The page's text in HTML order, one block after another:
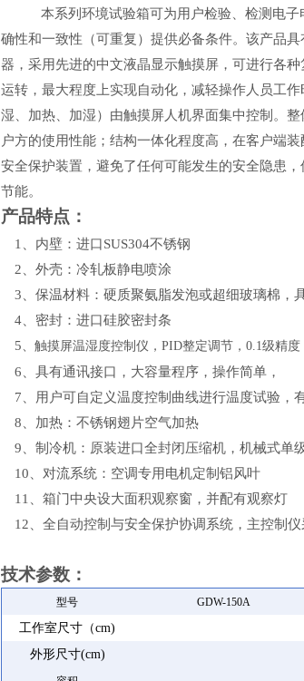
本系列环境试验箱可为用户检验、检测电
确性和一致性（可重复）提供必备条件。该产品
器，采用先进的中文液晶显示触摸屏，可进行各
运转，最大程度上实现自动化，减轻操作人员工
湿、加热、加湿）由触摸屏人机界面集中控制。
户方的使用性能；结构一体化程度高，在客户端
安全保护装置，避免了任何可能发生的安全隐患
节能。
产品特点：
1、内壁：进口SUS304不锈钢
2、外壳：冷轧板静电喷涂
3、保温材料：硬质聚氨脂发泡或超细玻璃棉，
4、密封：进口硅胶密封条
5、触摸屏温湿度控制仪， PID整定调节，0.1级精度
6、 具有通讯接口，大容量程序，操作简单，
7、
用户可自定义温度控制曲线进行温度试验，
8 、加热：不锈钢翅片空气加热
9
制冷机：原装进口全封闭压缩机，机械式单
10 、对流系统：空调专用电机定制铝风叶
1 1
、箱门中央设大面积观察窗，并配有观察灯
12 、全自动控制与安全保护协调系统，主控制仪
技术参数：
型号 GDW-150A
工作室尺寸（cm)
外形尺寸(cm)